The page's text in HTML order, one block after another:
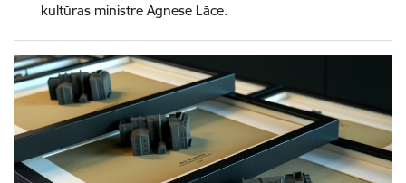
kultūras ministre Agnese Lāce.